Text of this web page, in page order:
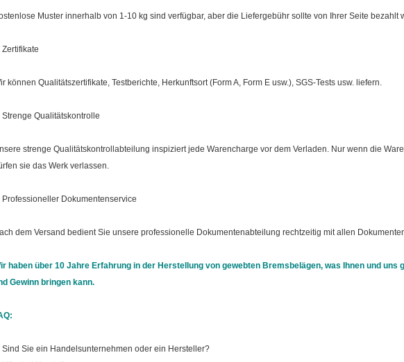
Muster innerhalb von 1-10 kg sind verfügbar, aber die Liefergebühr sollte von Ihrer Seite bezahlt
Zertifikate
können Qualitätszertifikate, Testberichte, Herkunftsort (Form A, Form E usw.), SGS-Tests usw. liefern.
Strenge Qualitätskontrolle
strenge Qualitätskontrollabteilung inspiziert jede Warencharge vor dem Verladen. Nur wenn die
sie das Werk verlassen.
Professioneller Dokumentenservice
dem Versand bedient Sie unsere professionelle Dokumentenabteilung rechtzeitig mit allen
haben über 10 Jahre Erfahrung in der Herstellung von gewebten Bremsbelägen, was Ihnen und uns
Gewinn bringen kann.
Sind Sie ein Handelsunternehmen oder ein Hersteller?